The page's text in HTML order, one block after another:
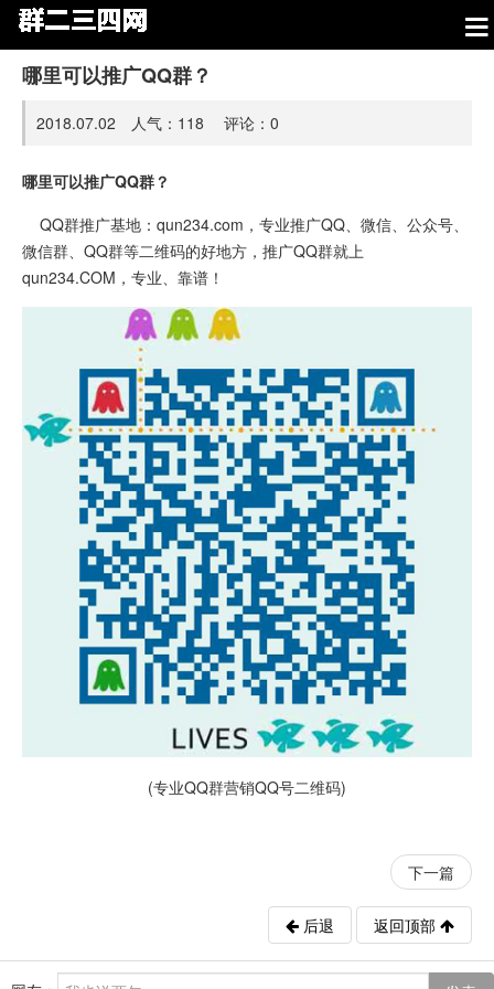
哪里可以推广QQ群？
2018.07.02 人气： 118 评论： 0
哪里可以推广QQ群？
QQ群推广基地：qun234.com，专业推广QQ、微信、公众号、
微信群、QQ群等二维码的好地方，推广QQ群就上
qun234.COM，专业、靠谱！
(专业QQ群营销QQ号二维码)
下一篇
后退 返回顶部